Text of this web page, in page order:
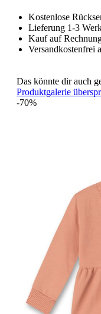
Kostenlose
Lieferung 1-3
Kauf auf
Versandkostenfrei
Das könnte dir auch
Produktgalerie
-70%